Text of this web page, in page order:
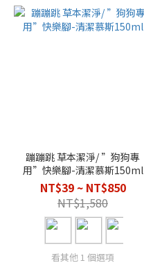
蹦蹦跳 草本潔淨/ ”狗狗專
用”快樂腳-清潔慕斯150ml
NT$39 ~ NT$850
NT$1,580
看其他 1 個選項